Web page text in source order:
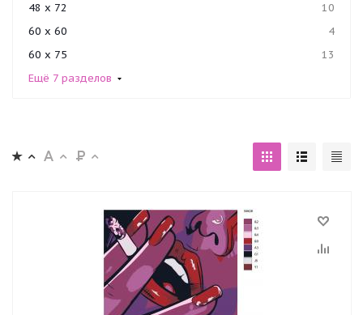
48 x 72
10
60 x 60
4
60 x 75
13
Ещё 7 разделов